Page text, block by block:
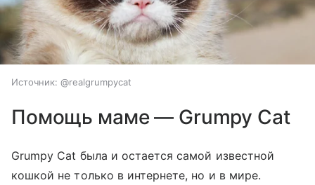
Источник: @realgrumpycat
Помощь маме — Grumpy Cat
Grumpy Cat была и остается самой известной
кошкой не только в интернете, но и в мире.